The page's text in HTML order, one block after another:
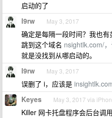
启动的了
l9rw May 3, 2017
确定是每隔一段时间？我也
跳到这个域名 nsightlk.com/
就是没找到从哪启动的。
l9rw May 3, 2017
误删了 i，应该是
Keyes May 3, 2017 via
Killer 网卡托盘程序会后台调